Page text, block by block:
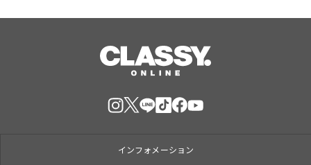
インフォメーション